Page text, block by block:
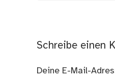
Schreibe einen
Deine E-Mail-